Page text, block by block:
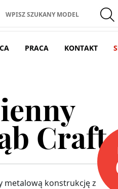
Wpisz szukany model
PRACA KONTAKT
Craft
metalową konstrukcję z